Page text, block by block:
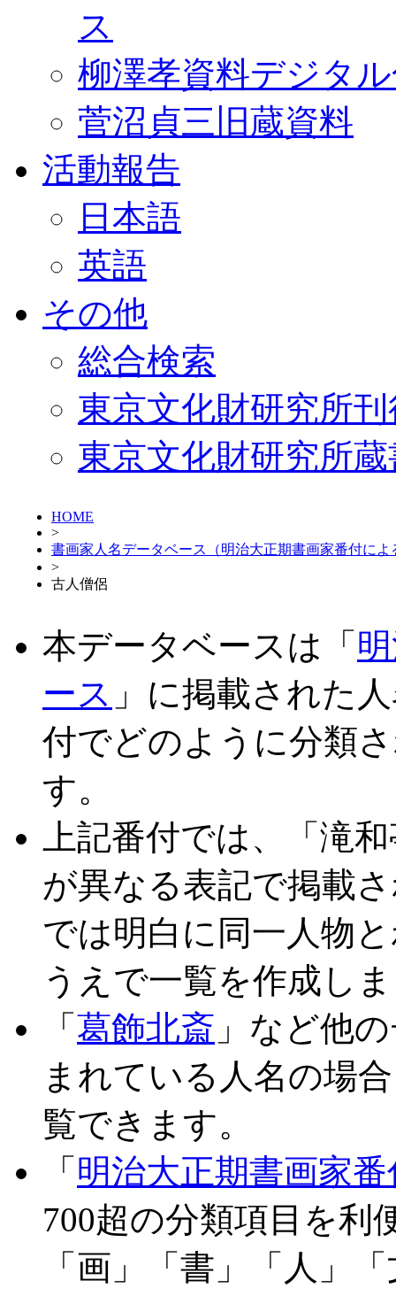
ス
柳澤孝資料デジタ
菅沼貞三旧蔵資料
活動報告
日本語
英語
その他
総合検索
東京文化財研究所
東京文化財研究所
HOME
>
書画家人名データベース（明治大正期書画家番付によ
>
古人僧侶
本データベースは「
ース 」に掲載された
付でどのように分類
す。
上記番付では、「滝
が異なる表記で掲載
では明白に同一人物
うえで一覧を作成し
「 葛飾北斎 」など他
まれている人名の場
覧できます。
「 明治大正期書画家
700超の分類項目を利
「画」「書」「人」